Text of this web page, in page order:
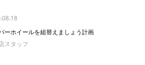
ーホイールを組替えましょう計画
スタッフ